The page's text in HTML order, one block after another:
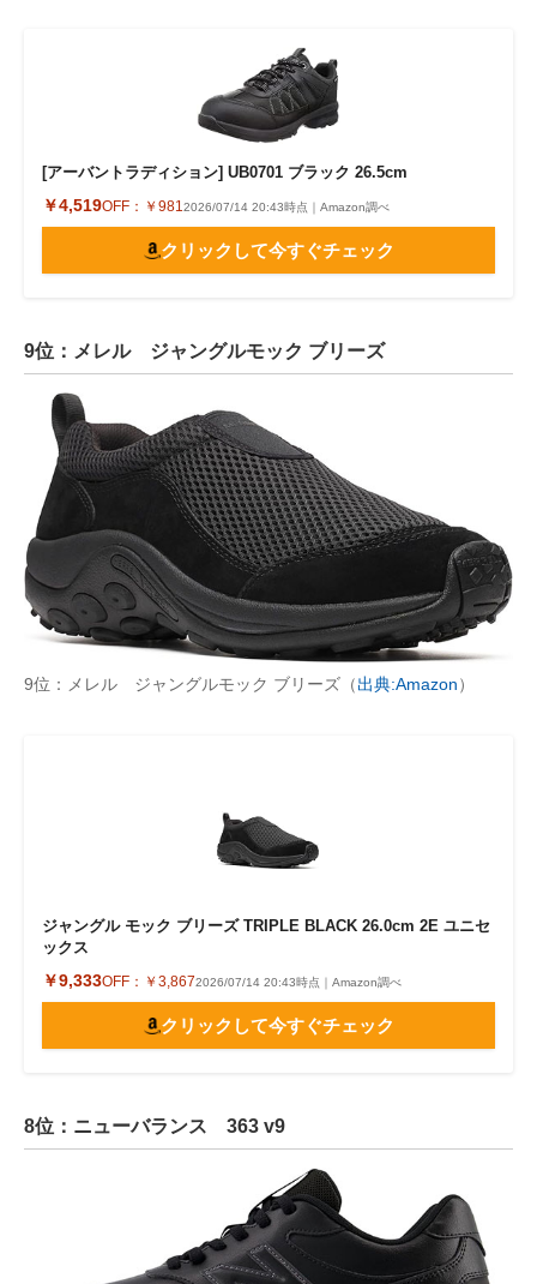
[アーバントラディション] UB0701 ブラック 26.5cm
￥4,519OFF： ￥9812026/07/14 20:43時点｜Amazon調べ
クリックして今すぐチェック
9位：メレル ジャングルモック ブリーズ
9位：メレル ジャングルモック ブリーズ（出典:Amazon）
ジャングル モック ブリーズ TRIPLE BLACK 26.0cm 2E ユニセ
ックス
￥9,333OFF： ￥3,8672026/07/14 20:43時点｜Amazon調べ
クリックして今すぐチェック
8位：ニューバランス 363 v9